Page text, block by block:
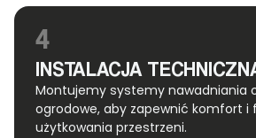
4
INSTALACJA
Montujemy systemy nawadniania
ogrodowe, aby zapewnić komfort i
użytkowania przestrzeni.